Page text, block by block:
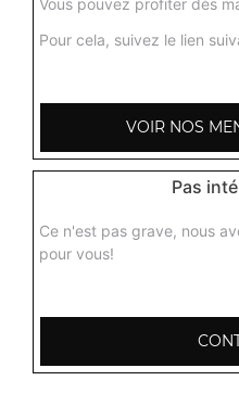
Pour cela, suivez le lien
VOIR NOS
Pas
Ce n'est pas grave, nous
pour vous!